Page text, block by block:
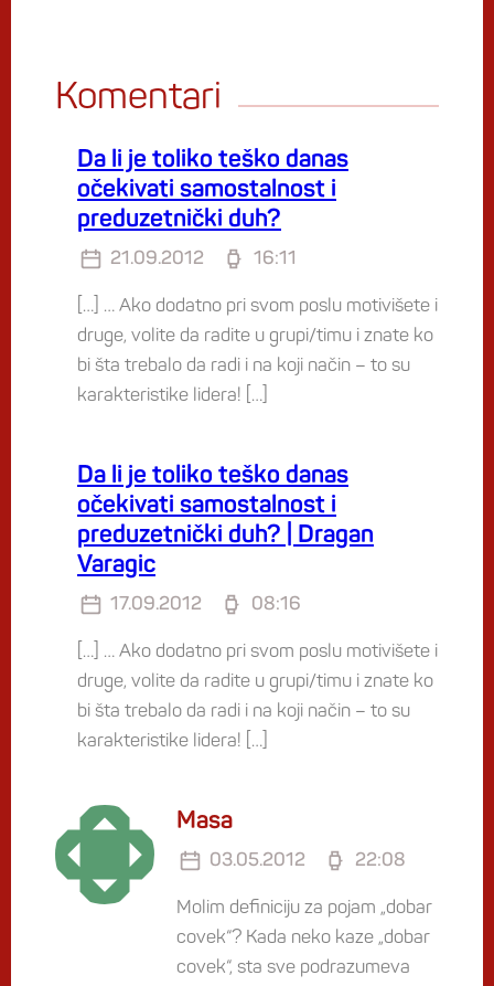
Komentari
Da li je toliko teško danas
očekivati samostalnost i
preduzetnički duh?
21.09.2012 16:11
[…] … Ako dodatno pri svom poslu motivišete i
druge, volite da radite u grupi/timu i znate ko
bi šta trebalo da radi i na koji način – to su
karakteristike lidera! […]
Da li je toliko teško danas
očekivati samostalnost i
preduzetnički duh? | Dragan
Varagic
17.09.2012 08:16
[…] … Ako dodatno pri svom poslu motivišete i
druge, volite da radite u grupi/timu i znate ko
bi šta trebalo da radi i na koji način – to su
karakteristike lidera! […]
Masa
03.05.2012 22:08
Molim definiciju za pojam „dobar
covek“? Kada neko kaze „dobar
covek“, sta sve podrazumeva